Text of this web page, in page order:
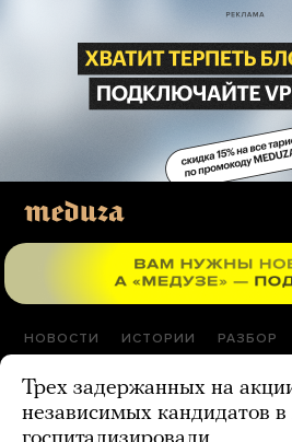
материалам
НОВОСТИ ИСТОРИИ РАЗБОР
Трех задержанных на
независимых кандидатов